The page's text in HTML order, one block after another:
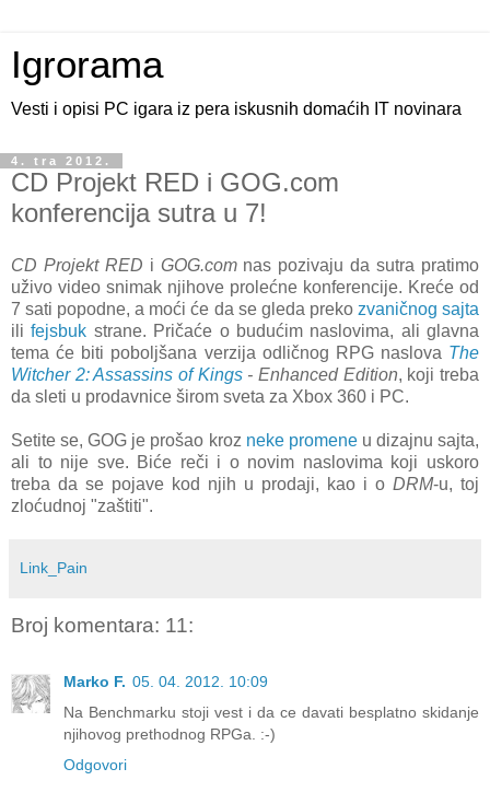
Igrorama
Vesti i opisi PC igara iz pera iskusnih domaćih IT novinara
4. tra 2012.
CD Projekt RED i GOG.com
konferencija sutra u 7!
CD Projekt RED i GOG.comnas pozivaju da sutra pratimo
uživo video snimak njihove prolećne konferencije. Kreće od
7 sati popodne, a moći će da se gleda preko zvaničnog sajta
ilifejsbuk strane. Pričaće o budućim naslovima, ali glavna
tema će biti poboljšana verzija odličnog RPG naslova The
Witcher 2: Assassins of Kings- Enhanced Edition, koji treba
da sleti u prodavnice širom sveta za Xbox 360 i PC.
Setite se, GOG je prošao kroz neke promeneu dizajnu sajta,
ali to nije sve. Biće reči i o novim naslovima koji uskoro
treba da se pojave kod njih u prodaji, kao i o DRM-u, toj
zloćudnoj "zaštiti".
Link_Pain
Broj komentara: 11:
Marko F. 05. 04. 2012. 10:09
Na Benchmarku stoji vest i da ce davati besplatno skidanje
njihovog prethodnog RPGa. :-)
Odgovori